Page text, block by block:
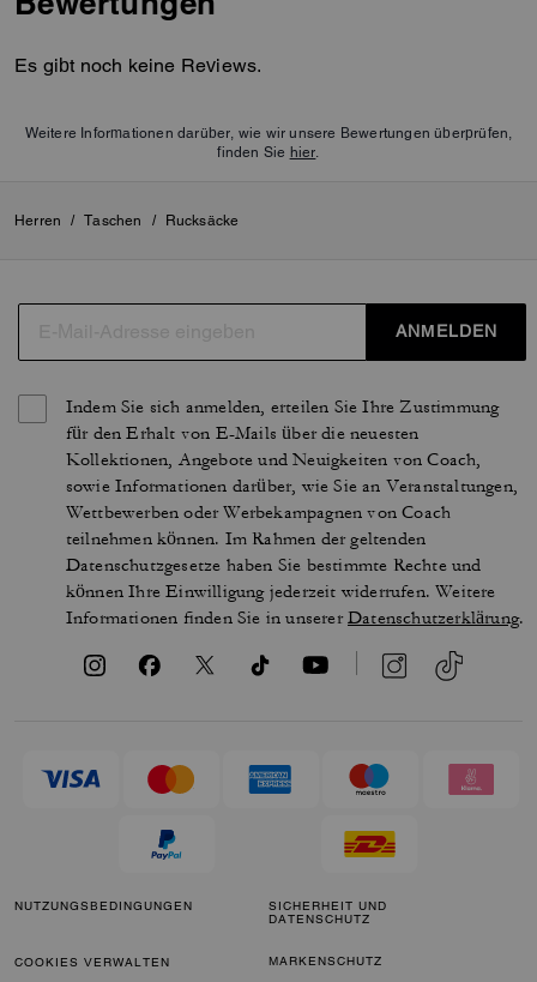
Es gibt noch keine Reviews.
Weitere Informationen darüber, wie wir unsere Bewertungen überprüfen,
finden Sie hier
Herren / Taschen / Rucksäcke
ANMELDEN
Indem Sie sich anmelden, erteilen Sie Ihre Zustimmung
für den Erhalt von E-Mails über die neuesten
Kollektionen, Angebote und Neuigkeiten von Coach,
sowie Informationen darüber, wie Sie an Veranstaltungen,
Wettbewerben oder Werbekampagnen von Coach
teilnehmen können. Im Rahmen der geltenden
Datenschutzgesetze haben Sie bestimmte Rechte und
können Ihre Einwilligung jederzeit widerrufen. Weitere
Informationen finden Sie in unsererDatenschutzerklärung.
NUTZUNGSBEDINGUNGEN
SICHERHEIT UND
DATENSCHUTZ
COOKIES VERWALTEN MARKENSCHUTZ